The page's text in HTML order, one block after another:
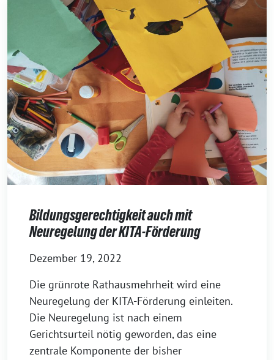
Bildungsgerechtigkeit auch mit
Neuregelung der KITA-Förderung
Dezember 19, 2022
Die grünrote Rathausmehrheit wird eine
Neuregelung der KITA-Förderung einleiten.
Die Neuregelung ist nach einem
Gerichtsurteil nötig geworden, das eine
zentrale Komponente der bisher